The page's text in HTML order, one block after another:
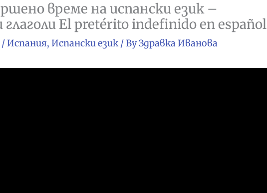
време на испански език –
El pretérito indefinido en español
/Испания, Испански език/ ByЗдравка Иванова